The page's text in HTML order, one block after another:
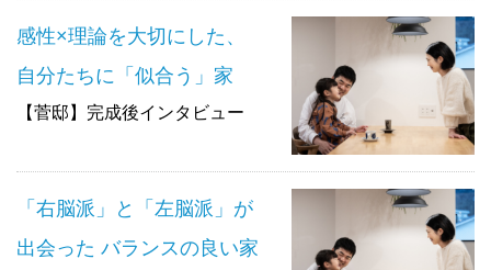
感性×理論を大切にした、
自分たちに「似合う」家
【菅邸】完成後インタビュー
「右脳派」と「左脳派」が
出会った バランスの良い家